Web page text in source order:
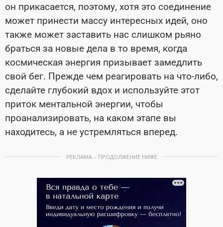
он прикасается, поэтому, хотя это соединение
может принести массу интересных идей, оно
также может заставить нас слишком рьяно
браться за новые дела в то время, когда
космическая энергия призывает замедлить
свой бег. Прежде чем реагировать на что-либо,
сделайте глубокий вдох и используйте этот
приток ментальной энергии, чтобы
проанализировать, на каком этапе вы
находитесь, а не устремляться вперед.
РЕКЛАМА – ПРОДОЛЖЕНИЕ НИЖЕ